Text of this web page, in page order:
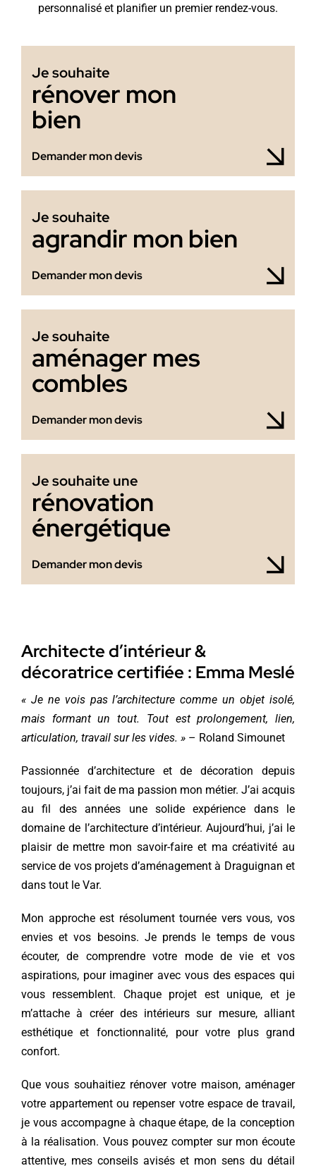
personnalisé et planifier un premier rendez-vous.
Je souhaite
rénover mon
bien
Demander mon devis
Je souhaite
agrandir mon bien
Demander mon devis
Je souhaite
aménager mes
combles
Demander mon devis
Je souhaite une
rénovation
énergétique
Demander mon devis
Architecte d’intérieur &
décoratrice certifiée : Emma Meslé
« Je ne vois pas l’architecture comme un objet isolé,
mais formant un tout. Tout est prolongement, lien,
articulation, travail sur les vides. »– Roland Simounet
Passionnée d’architecture et de décoration depuis
toujours, j’ai fait de ma passion mon métier. J’ai acquis
au fil des années une solide expérience dans le
domaine de l’architecture d’intérieur. Aujourd’hui, j’ai le
plaisir de mettre mon savoir-faire et ma créativité au
service de vos projets d’aménagement à Draguignan et
dans tout le Var.
Mon approche est résolument tournée vers vous, vos
envies et vos besoins. Je prends le temps de vous
écouter, de comprendre votre mode de vie et vos
aspirations, pour imaginer avec vous des espaces qui
vous ressemblent. Chaque projet est unique, et je
m’attache à créer des intérieurs sur mesure, alliant
esthétique et fonctionnalité, pour votre plus grand
confort.
Que vous souhaitiez rénover votre maison, aménager
votre appartement ou repenser votre espace de travail,
je vous accompagne à chaque étape, de la conception
à la réalisation. Vous pouvez compter sur mon écoute
attentive, mes conseils avisés et mon sens du détail